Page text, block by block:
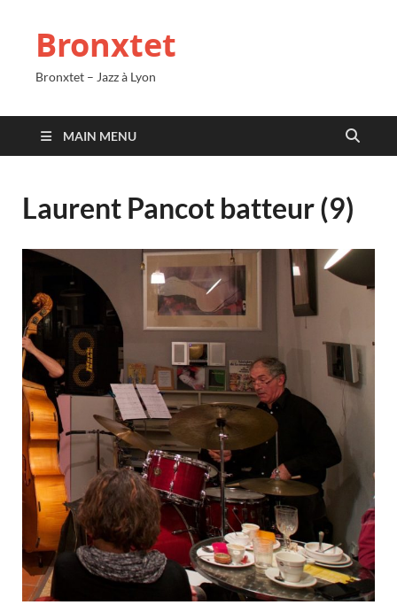
Bronxtet
Bronxtet – Jazz à Lyon
MAIN MENU
Laurent Pancot batteur (9)